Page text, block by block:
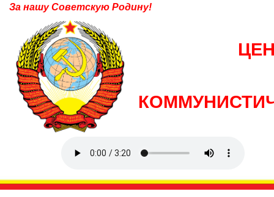
За нашу Советскую Родину!